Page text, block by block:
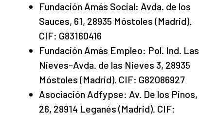
Fundación Amás Social: Avda. de los
Sauces, 61, 28935 Móstoles (Madrid).
CIF: G83160416
Fundación Amás Empleo: Pol. Ind. Las
Nieves-Avda. de las Nieves 3, 28935
Móstoles (Madrid). CIF: G82086927
Asociación Adfypse: Av. De los Pinos,
26, 28914 Leganés (Madrid). CIF: